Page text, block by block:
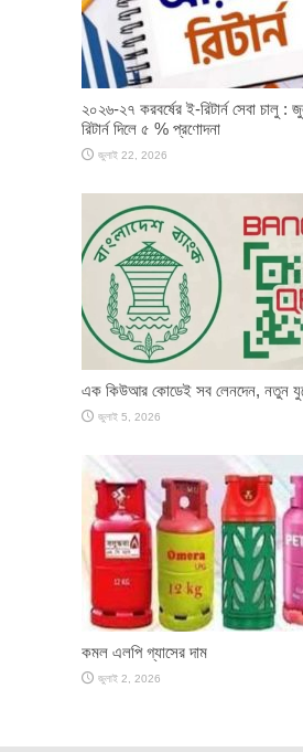
২০২৬-২৭ করবর্ষের ই-রিটার্ন সেবা চালু :
রিটার্ন দিলে ৫ % প্রণোদনা
জুলাই 22, 2026
এক কিউআর কোডেই সব লেনদেন, নতুন
জুলাই 5, 2026
কমল এলপি গ্যাসের দাম
জুলাই 2, 2026